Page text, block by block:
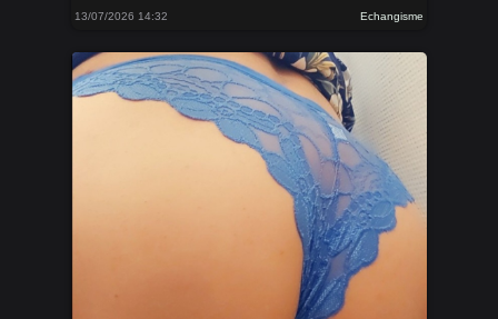
13/07/2026 14:32 Echangisme